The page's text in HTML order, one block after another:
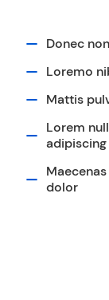
Donec
Loremo
Mattis
Lorem
dolor